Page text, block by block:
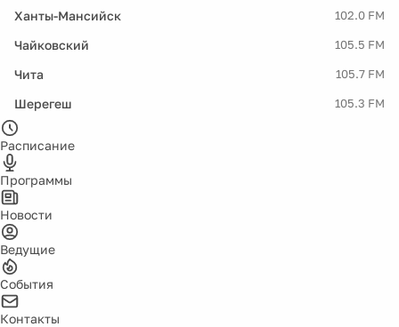
Ханты-Мансийск 102.0 FM
Чайковский 105.5 FM
Чита 105.7 FM
Шерегеш 105.3 FM
Расписание
Программы
Новости
Ведущие
События
Контакты